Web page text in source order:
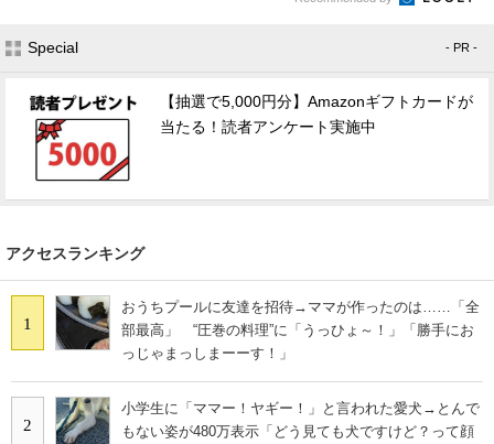
Special - PR -
【抽選で5,000円分】Amazonギフトカードが
当たる！読者アンケート実施中
アクセスランキング
1
おうちプールに友達を招待→ママが作ったのは……「全
部最高」 “圧巻の料理”に「うっひょ～！」「勝手にお
っじゃまっしまーーす！」
2
小学生に「ママー！ヤギー！」と言われた愛犬→とんで
もない姿が480万表示「どう見ても犬ですけど？って顔